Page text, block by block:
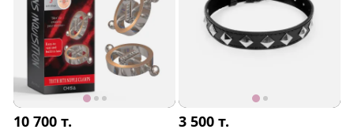
10 700т. 3 500т.